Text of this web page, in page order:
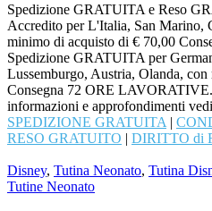
Spedizione GRATUITA e Reso
Accredito per L'Italia, San Marino,
minimo di acquisto di € 70,00
Spedizione GRATUITA per
Lussemburgo, Austria, Olanda,
Consegna 72 ORE
informazioni e approfondimenti vedi
SPEDIZIONE GRATUITA |
RESO GRATUITO | DIRITTO di
Disney, Tutina Neonato, Tutina
Tutine Neonato